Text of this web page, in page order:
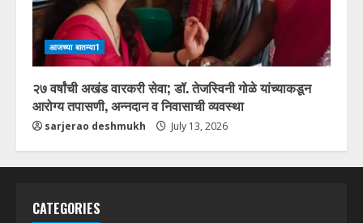
आजच्या बातम्या1
२७ वर्षांची अखंड वारकरी सेवा; डॉ. तेजस्विनी गोळे यांच्याकडून
आरोग्य तपासणी, अन्नदान व निवासाची व्यवस्था
sarjerao deshmukh July 13, 2026
CATEGORIES